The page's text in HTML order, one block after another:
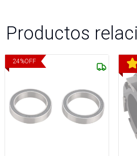
Productos
24%OFF